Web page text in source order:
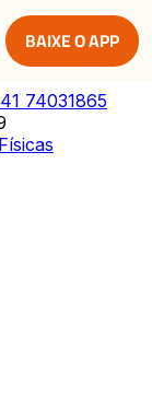
BAIXE O APP
74031865